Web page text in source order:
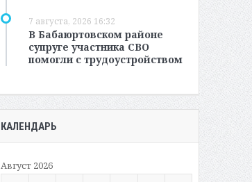
7 августа, 2026 16:32
В Бабаюртовском районе
супруге участника СВО
помогли с трудоустройством
КАЛЕНДАРЬ
Август 2026